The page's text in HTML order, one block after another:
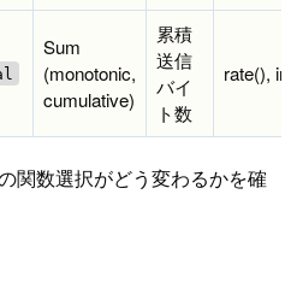
Sum
(monotonic,
cumulative)
累積
送信
バイ
ト数
rate(),
関数選択がどう変わるかを確